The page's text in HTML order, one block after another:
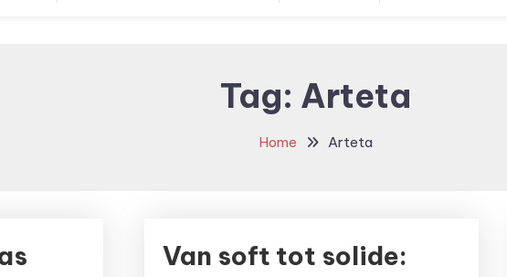
Tag: Arteta
Home Arteta
Van soft tot solide: